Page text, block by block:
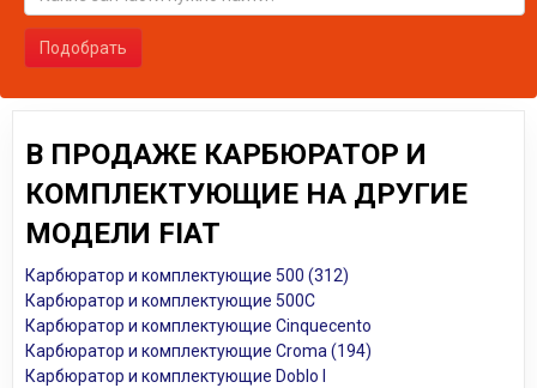
Подобрать
В ПРОДАЖЕ КАРБЮРАТОР И
КОМПЛЕКТУЮЩИЕ НА ДРУГИЕ
МОДЕЛИ FIAT
Карбюратор и комплектующие 500 (312)
Карбюратор и комплектующие 500C
Карбюратор и комплектующие Cinquecento
Карбюратор и комплектующие Croma (194)
Карбюратор и комплектующие Doblo I